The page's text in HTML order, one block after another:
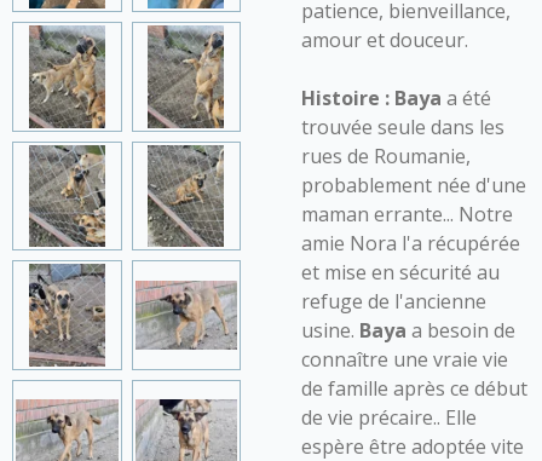
patience, bienveillance,
amour et douceur.
Histoire : Baya a été
trouvée seule dans les
rues de Roumanie,
probablement née d'une
maman errante... Notre
amie Nora l'a récupérée
et mise en sécurité au
refuge de l'ancienne
usine. Baya a besoin de
connaître une vraie vie
de famille après ce début
de vie précaire.. Elle
espère être adoptée vite